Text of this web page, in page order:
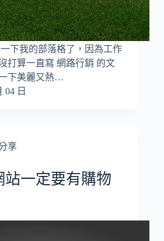
下我的部落格了，因為工作
打算一直寫 網路行銷 的文
下美麗又熱…
04 日
享
站一定要有購物